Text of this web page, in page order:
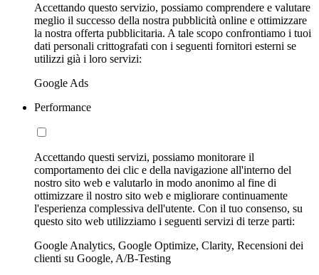
Accettando questo servizio, possiamo comprendere e valutare
meglio il successo della nostra pubblicità online e ottimizzare
la nostra offerta pubblicitaria. A tale scopo confrontiamo i tuoi
dati personali crittografati con i seguenti fornitori esterni se
utilizzi già i loro servizi:
Google Ads
Performance
Accettando questi servizi, possiamo monitorare il
comportamento dei clic e della navigazione all'interno del
nostro sito web e valutarlo in modo anonimo al fine di
ottimizzare il nostro sito web e migliorare continuamente
l'esperienza complessiva dell'utente. Con il tuo consenso, su
questo sito web utilizziamo i seguenti servizi di terze parti:
Google Analytics, Google Optimize, Clarity, Recensioni dei
clienti su Google, A/B-Testing